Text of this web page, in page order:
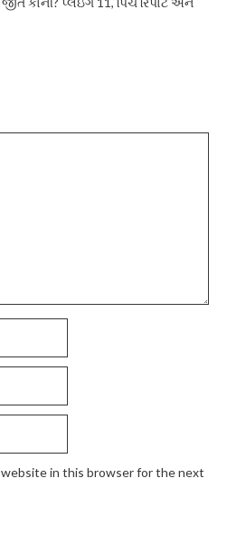
website in this browser for the next